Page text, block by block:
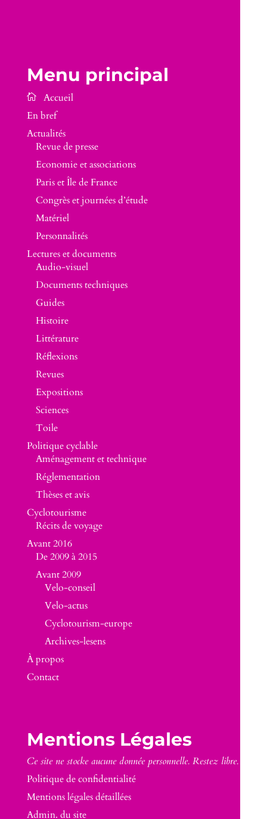
Menu principal
En bref
Actualités
Revue de presse
Economie et associations
Paris et Île de France
Congrès et journées d’étude
Matériel
Personnalités
Lectures et documents
Audio-visuel
Documents techniques
Guides
Histoire
Littérature
Réflexions
Revues
Expositions
Sciences
Toile
Politique cyclable
Aménagement et technique
Réglementation
Thèses et avis
Cyclotourisme
Récits de voyage
Avant 2016
De 2009 à 2015
Avant 2009
Velo-conseil
Velo-actus
Cyclotourism-europe
Archives-lesens
À propos
Contact
Mentions Légales
Ce site ne stocke aucune donnée personnelle. Restez libre.
Politique de confidentialité
Mentions légales détaillées
Admin. du site